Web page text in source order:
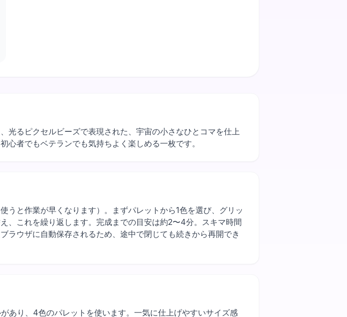
るピクセルビーズで表現された、宇宙の小さなひとコマを仕上
者でもベテランでも気持ちよく楽しめる一枚です。
と作業が早くなります）。まずパレットから1色を選び、グリッ
、これを繰り返します。完成までの目安は約2〜4分。スキマ時間
ラウザに自動保存されるため、途中で閉じても続きから再開でき
あり、4色のパレットを使います。一気に仕上げやすいサイズ感